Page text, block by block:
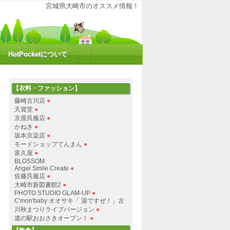
大崎の魅力を再発見！ポケットにHOTな情報をお届けするコミュニティサイト
宮城県大崎市のオススメ情報！
HotPocketについて
【衣料・ファッション】
藤崎古川店 ●
天賞堂 ●
京屋呉服店 ●
かねき ●
坂本京染店 ●
モードショップてんまん ●
富久屋 ●
BLOSSOM
Angel Smile Create ●
佐藤呉服店 ●
大崎市新図書館2 ●
PHOTO STUDIO GLAM-UP ●
C'mon'baby オオサキ「 湯ですぜ！」古
川秋まつりライブバージョン ●
道の駅おおさきオープン！
●